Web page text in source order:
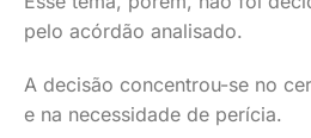
pelo acórdão analisado.
A decisão concentrou-se no
e na necessidade de perícia.